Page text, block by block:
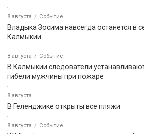
8 августа Событие
Владыка Зосима навсегда останется в
Калмыкии
8 августа Событие
В Калмыкии следователи
гибели мужчины при пожаре
8 августа
В Геленджике открыты все пляжи
8 августа Событие